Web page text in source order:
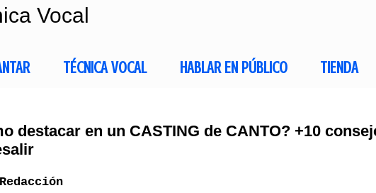
Vocal
TÉCNICA VOCAL HABLAR EN PÚBLICO TIENDA
destacar en un CASTING de CANTO? +10
Redacción